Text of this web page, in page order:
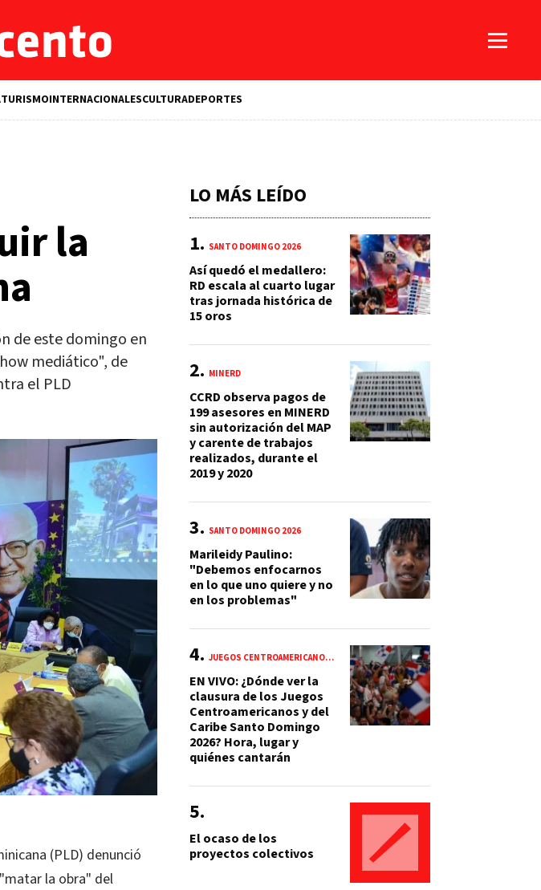
TURISMOINTERNACIONALESCULTURADEPORTES
la
de este domingo en
mediático", de
el PLD
(PLD) denunció
la obra" del
LO MÁS LEÍDO
SANTO DOMINGO 2026
Así quedó el medallero:
RD escala al cuarto lugar
tras jornada histórica de
15 oros
MINERD
CCRD observa pagos de
199 asesores en MINERD
sin autorización del MAP
y carente de trabajos
realizados, durante el
2019 y 2020
SANTO DOMINGO 2026
Marileidy Paulino:
"Debemos enfocarnos
en lo que uno quiere y no
en los problemas"
JUEGOS CENTROAMERICANOS Y DEL CARIBE 2026
EN VIVO: ¿Dónde ver la
clausura de los Juegos
Centroamericanos y del
Caribe Santo Domingo
2026? Hora, lugar y
quiénes cantarán
El ocaso de los
proyectos colectivos